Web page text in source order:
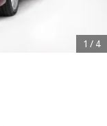
1 / 4